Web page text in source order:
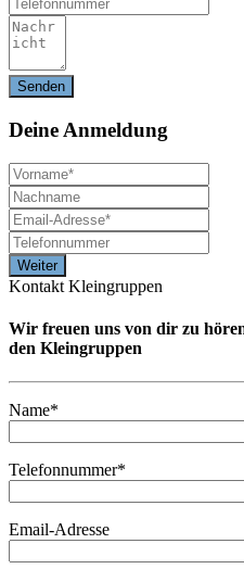
Deine Anmeldung
Kontakt Kleingruppen
Wir freuen uns von dir zu
den Kleingruppen
Name*
Telefonnummer*
Email-Adresse